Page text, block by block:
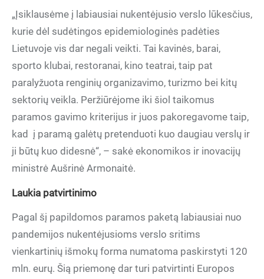
„Įsiklausėme į labiausiai nukentėjusio verslo lūkesčius,
kurie dėl sudėtingos epidemiologinės padėties
Lietuvoje vis dar negali veikti. Tai kavinės, barai,
sporto klubai, restoranai, kino teatrai, taip pat
paralyžuota renginių organizavimo, turizmo bei kitų
sektorių veikla. Peržiūrėjome iki šiol taikomus
paramos gavimo kriterijus ir juos pakoregavome taip,
kad į paramą galėtų pretenduoti kuo daugiau verslų ir
ji būtų kuo didesnė“, – sakė ekonomikos ir inovacijų
ministrė Aušrinė Armonaitė.
Laukia patvirtinimo
Pagal šį papildomos paramos paketą labiausiai nuo
pandemijos nukentėjusioms verslo sritims
vienkartinių išmokų forma numatoma paskirstyti 120
mln. eurų. Šią priemonę dar turi patvirtinti Europos